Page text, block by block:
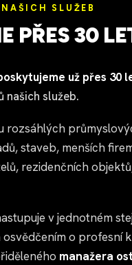
SLUŽEB
PŘES 30
už přes 30
našich služeb.
rozsáhlých
staveb, menších
rezidenčních
v jednotném
o profesní
manažera